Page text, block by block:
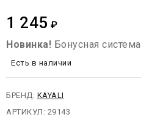
1 245 ₽
Новинка! Бонусная система
Есть в наличии
БРЕНД: KAYALI
АРТИКУЛ: 29143